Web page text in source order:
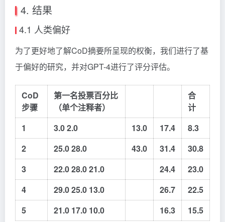
4. 结果
4.1 人类偏好
为了更好地了解CoD摘要所呈现的权衡，我们进行了基
于偏好的研究，并对GPT-4进行了评分评估。
CoD
步骤
第一名投票百分比
（单个注释者）
合
计
1
3.0 2.0 13.0 17.4
8.3
2
25.0 28.0 43.0 31.4
30.8
3
22.0 28.0 21.0 24.4
23.0
4
29.0 25.0 13.0 26.7
22.5
5
21.0 17.0 10.0 16.3
15.5